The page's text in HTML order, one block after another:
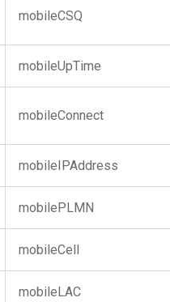
mobileCSQ
mobileUpTime
mobileConnect
mobileIPAddress
mobilePLMN
mobileCell
mobileLAC